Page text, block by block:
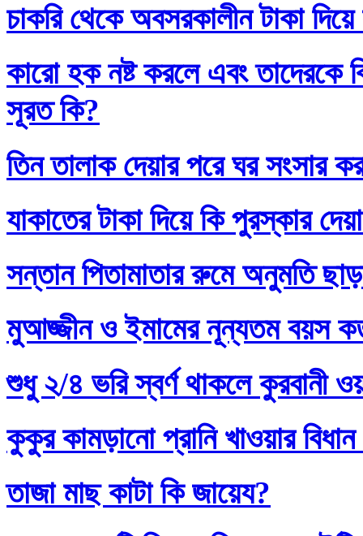
চাকরি থেকে অবসরকালীন টাকা
কারো হক নষ্ট করলে এবং তাদেরকে
সূরত কি?
তিন তালাক দেয়ার পরে ঘর সংসার
যাকাতের টাকা দিয়ে কি পুরস্কার
সন্তান পিতামাতার রুমে অনুমতি
মুআজ্জীন ও ইমামের নূন্যতম বয়স
শুধু ২/৪ ভরি স্বর্ণ থাকলে কুরবানী
কুকুর কামড়ানো প্রানি খাওয়ার
তাজা মাছ কাটা কি জায়েয?